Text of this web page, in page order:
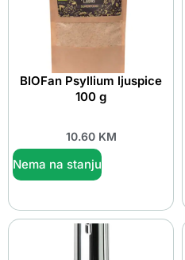
BIOFan Psyllium ljuspice
100 g
10.60 KM
Nema na stanju